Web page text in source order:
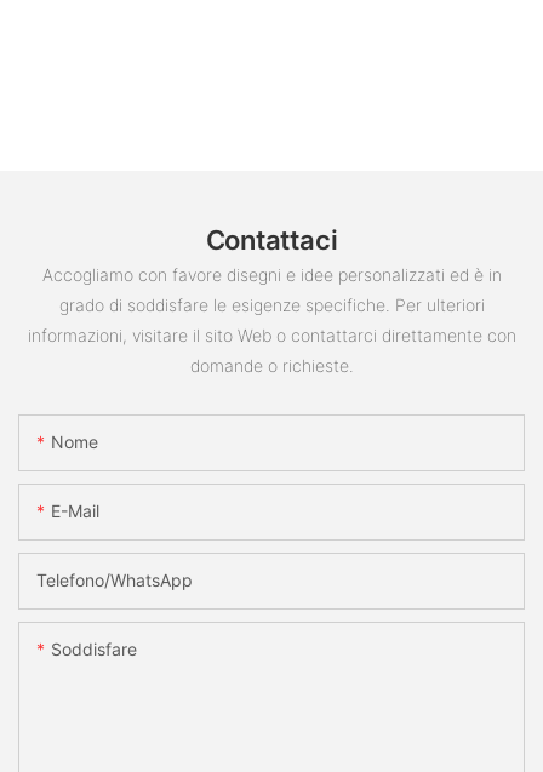
Contattaci
Accogliamo con favore disegni e idee personalizzati ed è in
grado di soddisfare le esigenze specifiche. Per ulteriori
informazioni, visitare il sito Web o contattarci direttamente con
domande o richieste.
Nome
E-Mail
Telefono/WhatsApp
Soddisfare